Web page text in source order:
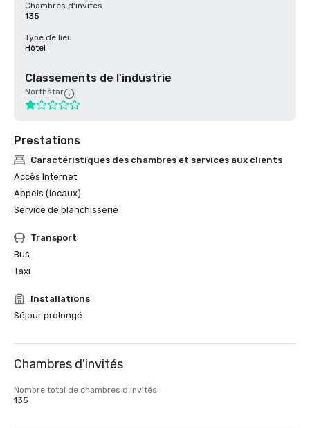
Chambres d'invités
135
Type de lieu
Hôtel
Classements de l'industrie
Northstar
Prestations
Caractéristiques des chambres et services aux clients
Accès Internet
Appels (locaux)
Service de blanchisserie
Transport
Bus
Taxi
Installations
Séjour prolongé
Chambres d'invités
Nombre total de chambres d'invités
135